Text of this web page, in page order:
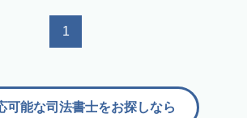
1
可能な司法書士をお探しなら